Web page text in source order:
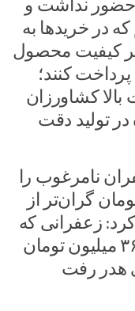
حضور نداشت و
در خریدها به
کیفیت محصول
کنند؛
کشاورزان
تولید دقت
نامرغوب را
۱۰ میلیون تومان گران‌تر از
زعفرانی که
۳۰ میلیون تومان است دولت ۳۶ میلیون تومان
هدر رفت